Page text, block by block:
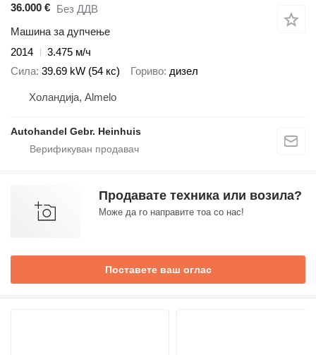
36.000 € Без ДДВ
Машина за дупчење
2014
3.475 м/ч
Сила 39.69 kW (54 кс) Гориво дизел
Холандија, Almelo
Autohandel Gebr. Heinhuis
Продавате техника или возила?
Може да го направите тоа со нас!
Поставете ваш оглас